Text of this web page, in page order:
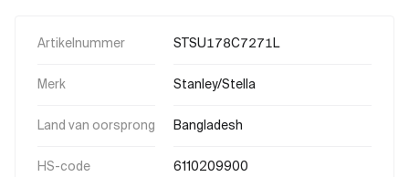
Artikelnummer STSU178C7271L
Merk Stanley/Stella
Land van oorsprong Bangladesh
HS-code 6110209900